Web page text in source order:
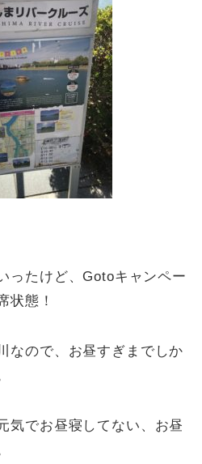
ったけど、Gotoキャンペー
状態！
なので、お昼すぎまでしか
気でお昼寝してない、お昼